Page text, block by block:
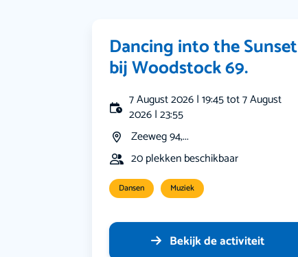
Dancing into the Sunset
bij Woodstock 69.
7 August 2026 | 19:45 tot 7 August
2026 | 23:55
Zeeweg 94,...
20 plekken beschikbaar
Dansen Muziek
Bekijk de activiteit